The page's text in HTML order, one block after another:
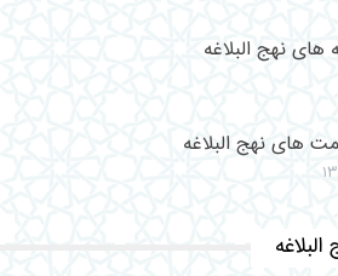
نهج البلاغه
های نهج البلاغه